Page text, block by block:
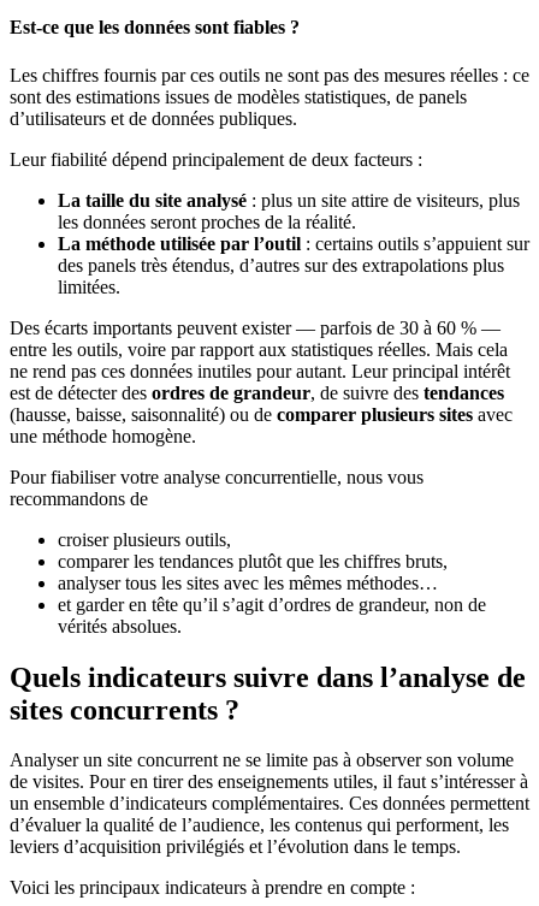
Est-ce que les données sont fiables ?
Les chiffres fournis par ces outils ne sont pas des mesures réelles : ce
sont des estimations issues de modèles statistiques, de panels
d’utilisateurs et de données publiques.
Leur fiabilité dépend principalement de deux facteurs :
La taille du site analysé : plus un site attire de visiteurs, plus
les données seront proches de la réalité.
La méthode utilisée par l’outil : certains outils s’appuient sur
des panels très étendus, d’autres sur des extrapolations plus
limitées.
Des écarts importants peuvent exister — parfois de 30 à 60 % —
entre les outils, voire par rapport aux statistiques réelles. Mais cela
ne rend pas ces données inutiles pour autant. Leur principal intérêt
est de détecter des ordres de grandeur, de suivre des tendances
(hausse, baisse, saisonnalité) ou de comparer plusieurs sites avec
une méthode homogène.
Pour fiabiliser votre analyse concurrentielle, nous vous
recommandons de
croiser plusieurs outils,
comparer les tendances plutôt que les chiffres bruts,
analyser tous les sites avec les mêmes méthodes…
et garder en tête qu’il s’agit d’ordres de grandeur, non de
vérités absolues.
Quels indicateurs suivre dans l’analyse de
sites concurrents ?
Analyser un site concurrent ne se limite pas à observer son volume
de visites. Pour en tirer des enseignements utiles, il faut s’intéresser à
un ensemble d’indicateurs complémentaires. Ces données permettent
d’évaluer la qualité de l’audience, les contenus qui performent, les
leviers d’acquisition privilégiés et l’évolution dans le temps.
Voici les principaux indicateurs à prendre en compte :